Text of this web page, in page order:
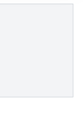
sociaux, de
celles-ci
fournies
de leurs